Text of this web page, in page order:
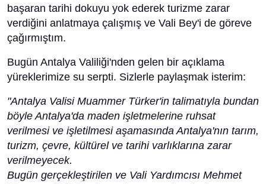
başaran tarihi dokuyu yok ederek turizme zarar
verdiğini anlatmaya çalışmış ve Vali Bey'i de göreve
çağırmıştım.
Bugün Antalya Valiliği'nden gelen bir açıklama
yüreklerimize su serpti. Sizlerle paylaşmak isterim:
"Antalya Valisi Muammer Türker'in talimatıyla bundan
böyle Antalya'da maden işletmelerine ruhsat
verilmesi ve işletilmesi aşamasında Antalya'nın tarım,
turizm, çevre, kültürel ve tarihi varlıklarına zarar
verilmeyecek.
Bugün gerçekleştirilen ve Vali Yardımcısı Mehmet